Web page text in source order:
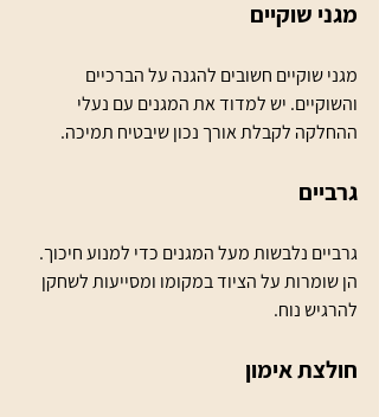
מגני שוקיים
מגני שוקיים חשובים להגנה על הברכיים
והשוקיים. יש למדוד את המגנים עם נעלי
ההחלקה לקבלת אורך נכון שיבטיח תמיכה.
גרביים
גרביים נלבשות מעל המגנים כדי למנוע חיכוך.
הן שומרות על הציוד במקומו ומסייעות לשחקן
להרגיש נוח.
חולצת אימון